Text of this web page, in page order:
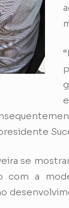
se
com a